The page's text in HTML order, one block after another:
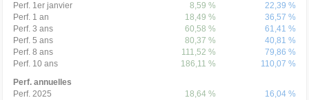
Perf. 1er janvier
8,59 %
22,39 %
Perf. 1 an
18,49 %
36,57 %
Perf. 3 ans
60,58 %
61,41 %
Perf. 5 ans
80,37 %
40,81 %
Perf. 8 ans
111,52 %
79,86 %
Perf. 10 ans
186,11 %
110,07 %
Perf. annuelles
Perf. 2025
18,64 %
16,04 %